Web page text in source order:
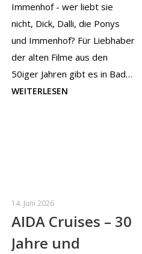
Immenhof - wer liebt sie
nicht, Dick, Dalli, die Ponys
und Immenhof? Für Liebhaber
der alten Filme aus den
50iger Jahren gibt es in Bad…
WEITERLESEN
14. Juni 2026
AIDA Cruises – 30
Jahre und